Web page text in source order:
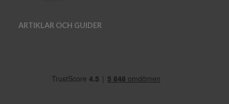
ARTIKLAR OCH GUIDER